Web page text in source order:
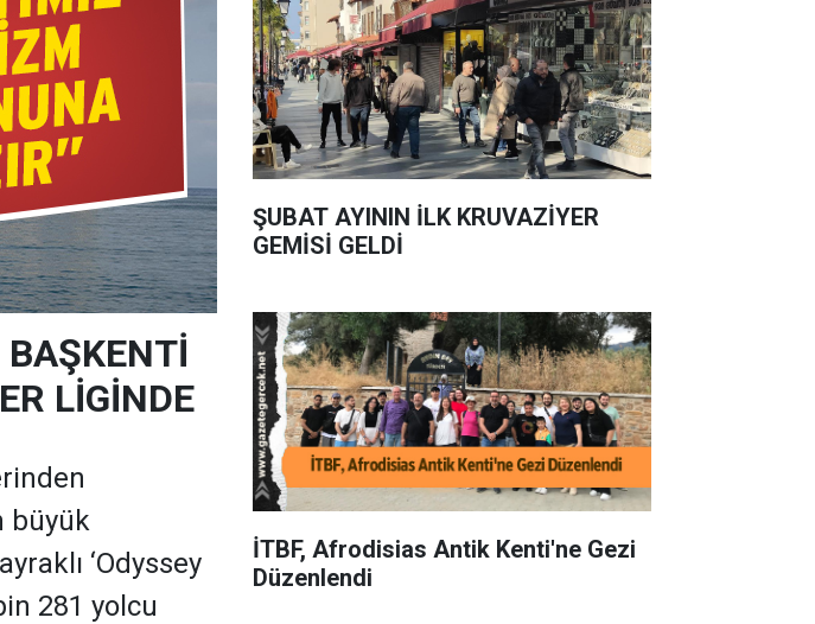
LİGİNDE
büyük
‘Odyssey
281 yolcu
ŞUBAT AYININ İLK KRUVAZİYER
GEMİSİ GELDİ
İTBF, Afrodisias Antik Kenti'ne Gezi
Düzenlendi